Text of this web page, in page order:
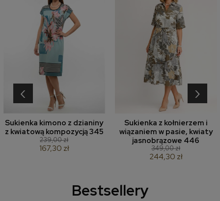
Sukienka kimono z dzianiny
z kwiatową kompozycją 345
239,00 zł
167,30 zł
Sukienka z kołnierzem i
wiązaniem w pasie, kwiaty
jasnobrązowe 446
349,00 zł
244,30 zł
‹ ›
Bestsellery